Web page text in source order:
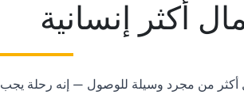
أكثر إنسانية
أكثر من مجرد وسيلة للوصول — إنه رحلة يجب